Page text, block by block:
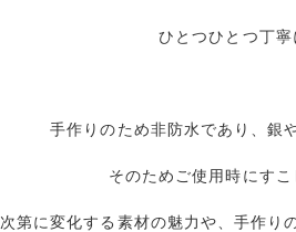
ひとつひとつ丁寧
手作りのため非防水であり、銀
そのためご使用時にす
次第に変化する素材の魅力や、手作り